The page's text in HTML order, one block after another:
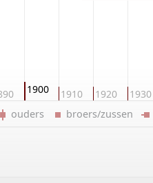
1900 1910 1920 1930
ouders broers/zussen